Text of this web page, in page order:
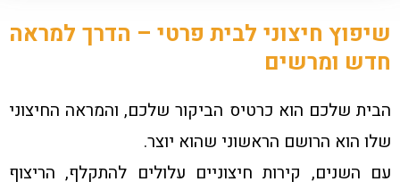
שיפוץ חיצוני לבית פרטי – הדרך למראה
חדש ומרשים
הבית שלכם הוא כרטיס הביקור שלכם, והמראה החיצוני
שלו הוא הרושם הראשוני שהוא יוצר.
עם השנים, קירות חיצוניים עלולים להתקלף, הריצוף